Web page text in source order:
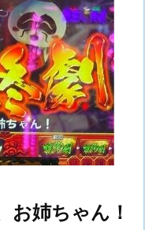
お姉ちゃん！